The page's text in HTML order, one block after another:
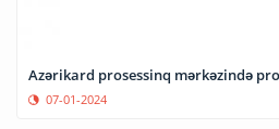
Azərikard prosessinq mərkəzində
07-01-2024